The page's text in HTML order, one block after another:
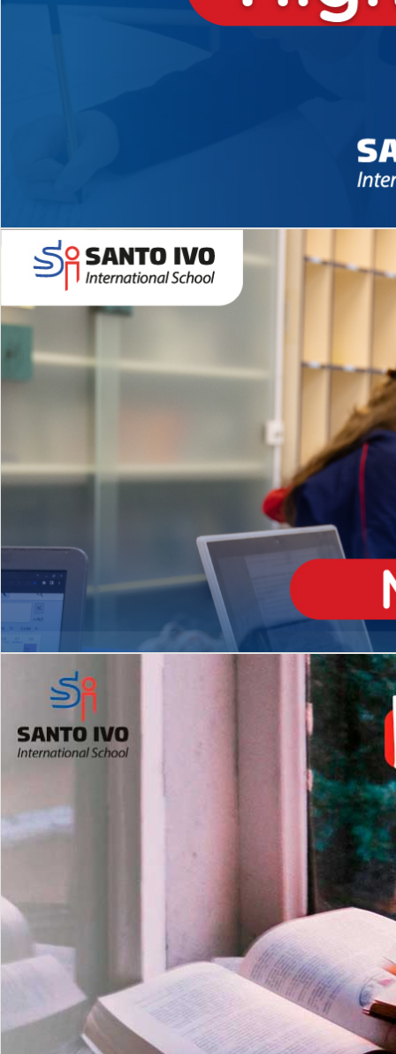
Novidades 2026 High School
Matrículas Abertas 2026
EDUCAÇÃO INFANTIL
Inglês todos os dias
MÉDIO
igh School
Dupla Diplomação
2º AO 5º ANO FUNDAMENTAL
es
Com imersão Bilingue - Anos
Finais
6º AO 9º ANO FUNDAMENTAL
Inglês: Turmas Reduzidas
(Proficiência)